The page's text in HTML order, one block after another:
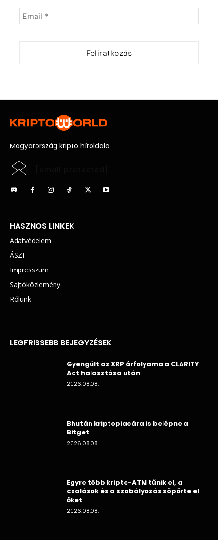
Magyarország kripto híroldala
HASZNOS LINKEK
Adatvédelem
ÁSZF
Impresszum
Sajtóközlemény
Rólunk
LEGFRISSEBB BEJEGYZÉSEK
Gyengült az XRP árfolyama a CLARITY
Act halasztása után
2026.08.08.
Bhután kriptopiacára is belépne a
Bitget
2026.08.08.
Egyre több kripto-ATM tűnik el, a
csalások és a szabályozás söpörte el
őket
2026.08.08.